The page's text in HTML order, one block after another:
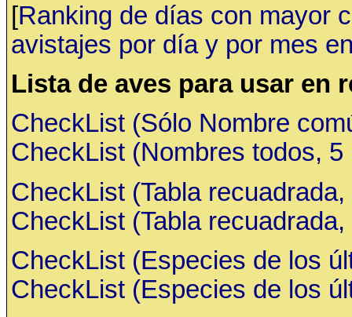
[Ranking de días con mayor
avistajes por día y por mes
Lista de aves para usar en
CheckList (Sólo Nombre
CheckList (Nombres todos,
CheckList (Tabla
CheckList (Tabla
CheckList (Especies de los
CheckList (Especies de los